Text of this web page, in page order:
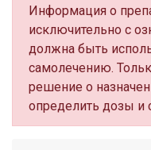
Информация о
исключительно с
должна быть
самолечению.
решение о
определить дозы и